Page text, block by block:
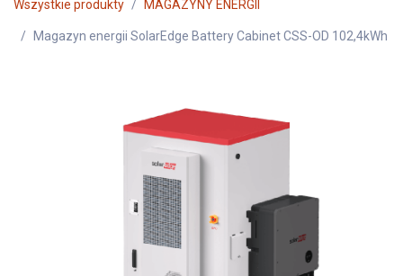
Wszystkie produkty MAGAZYNY ENERGII
Magazyn energii SolarEdge Battery Cabinet CSS-OD 102,4kWh